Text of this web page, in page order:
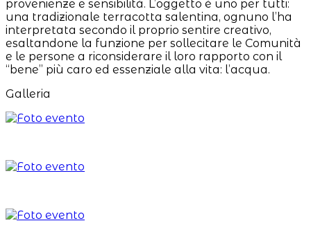
provenienze e sensibilità. L’oggetto è uno per tutti:
una tradizionale terracotta salentina, ognuno l’ha
interpretata secondo il proprio sentire creativo,
esaltandone la funzione per sollecitare le Comunità
e le persone a riconsiderare il loro rapporto con il
“bene” più caro ed essenziale alla vita: l’acqua.
Galleria